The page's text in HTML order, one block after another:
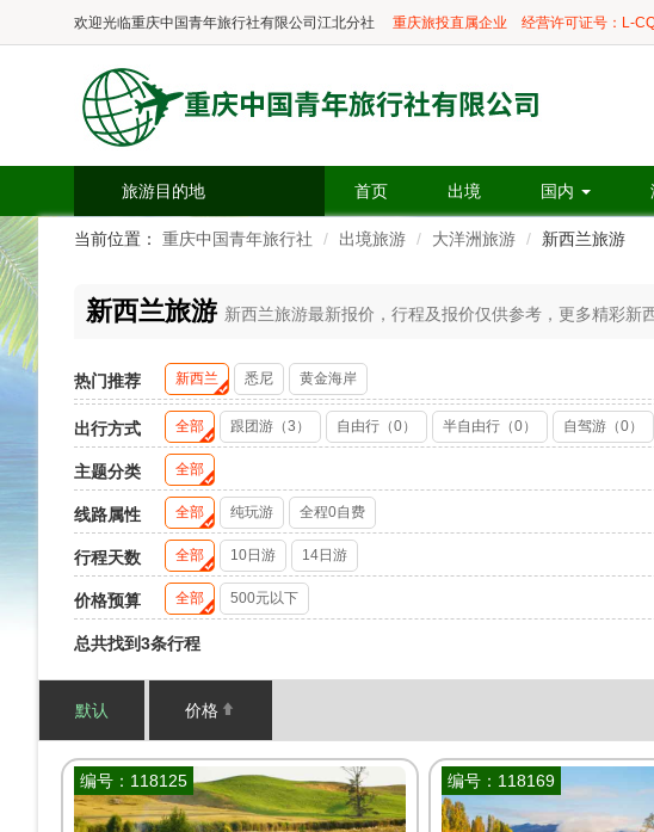
欢迎光临重庆中国青年旅行社有限公司江北分社 重庆旅投直属企业 经营许可证号：L-
旅游目的地 首页 出境 国内
当前位置： 重庆中国青年旅行社 出境旅游 大洋洲旅游 新西兰旅游
新西兰旅游 新西兰旅游最新报价，行程及报价仅供参考，更多精彩
热门推荐 新西兰 悉尼 黄金海岸
出行方式 全部 跟团游（3） 自由行（0） 半自由行（0） 自驾游（0）
主题分类 全部
线路属性 全部 纯玩游 全程0自费
行程天数 全部 10日游 14日游
价格预算 全部 500元以下
总共找到3条行程
默认 价格
编号：118125 编号：118169